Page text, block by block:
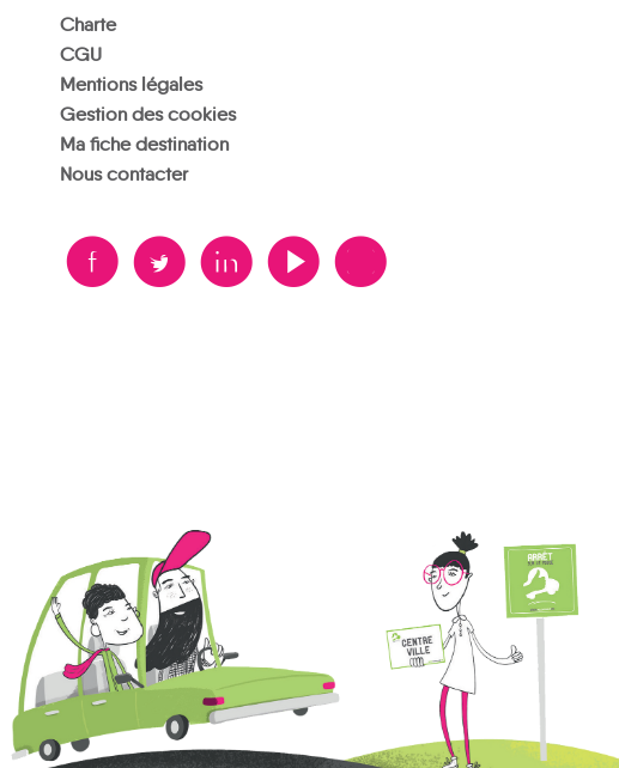
Charte
CGU
Mentions légales
Gestion des cookies
Ma fiche destination
Nous contacter
B A D F V